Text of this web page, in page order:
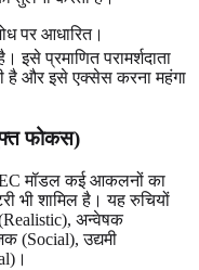
पर आधारित।
इसे प्रमाणित परामर्शदाता
है और इसे एक्सेस करना महंगा
फोकस)
मॉडल कई आकलनों का
भी शामिल है। यह रुचियों
अन्वेषक
(Social), उद्यमी